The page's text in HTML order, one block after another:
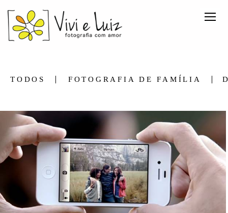
TODOS FOTOGRAFIA DE FAMÍLIA